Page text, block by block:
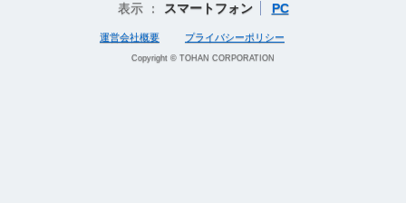
表示 ： スマートフォン PC
運営会社概要 プライバシーポリシー
Copyright © TOHAN CORPORATION